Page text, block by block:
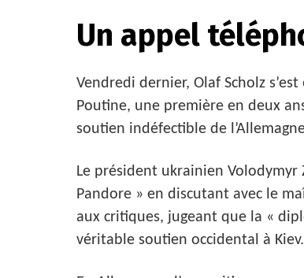
Un appel
Vendredi dernier, Olaf Scholz
Poutine, une première en deux
soutien indéfectible de
Le président ukrainien Volodymyr
Pandore » en discutant avec le
aux critiques, jugeant que la «
véritable soutien occidental à Kiev.